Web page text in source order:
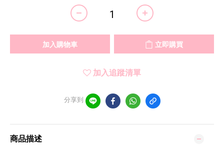
加入購物車 立即購買
加入追蹤清單
分享到
商品描述